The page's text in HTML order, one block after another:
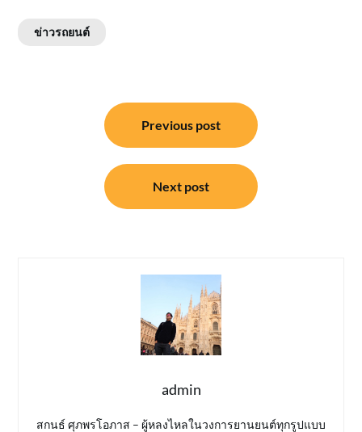
ข่าวรถยนต์
Previous post
Next post
admin
สกนธ์ ศุภพรโอภาส – ผู้หลงไหลในวงการยานยนต์ทุกรูปแบบ